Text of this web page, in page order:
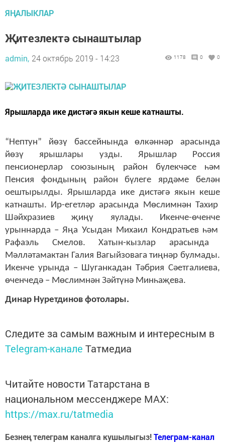
ЯҢАЛЫКЛАР
Җитезлектә сынаштылар
admin, 24 октябрь 2019 - 14:23 1178 0 0
Ярышларда ике дистәгә якын кеше катнашты.
“Нептун” йөзү бассейнында өлкәннәр арасында
йөзү ярышлары узды. Ярышлар Россия
пенсионерлар союзының район бүлекчәсе һәм
Пенсия фондының район бүлеге ярдәме белән
оештырылды. Ярышларда ике дистәгә якын кеше
катнашты. Ир-егетләр арасында Мөслимнән Тахир
Шәйхразиев җиңү яулады. Икенче-өченче
урыннарда –Яңа Усыдан Михаил Кондратьевһәм
Рафаэль Смелов. Хатын-кызлар арасында
Мәлләтамактан Галия Вагыйзовага тиңнәр булмады.
Икенче урында – Шуганкадан Тәбрия Сәетгалиева,
өченчедә – Мөслимнән Зәйтүнә Минһаҗева.
Динар Нуретдинов фотолары.
Следите за самым важным и интересным в
Telegram-канале Татмедиа
Читайте новости Татарстана в
национальном мессенджере MАХ:
https://max.ru/tatmedia
Безнең телеграм каналга кушылыгыз!Телеграм-канал